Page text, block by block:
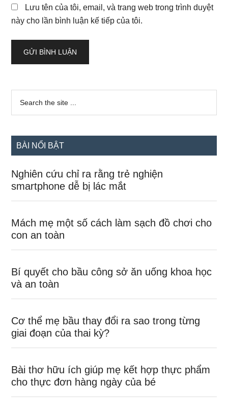
Lưu tên của tôi, email, và trang web trong trình duyệt
này cho lần bình luận kế tiếp của tôi.
Sidebar
chính
...
BÀI NỔI BẬT
Nghiên cứu chỉ ra rằng trẻ nghiện
smartphone dễ bị lác mắt
Mách mẹ một số cách làm sạch đồ chơi cho
con an toàn
Bí quyết cho bầu công sở ăn uống khoa học
và an toàn
Cơ thể mẹ bầu thay đổi ra sao trong từng
giai đoạn của thai kỳ?
Bài thơ hữu ích giúp mẹ kết hợp thực phẩm
cho thực đơn hàng ngày của bé